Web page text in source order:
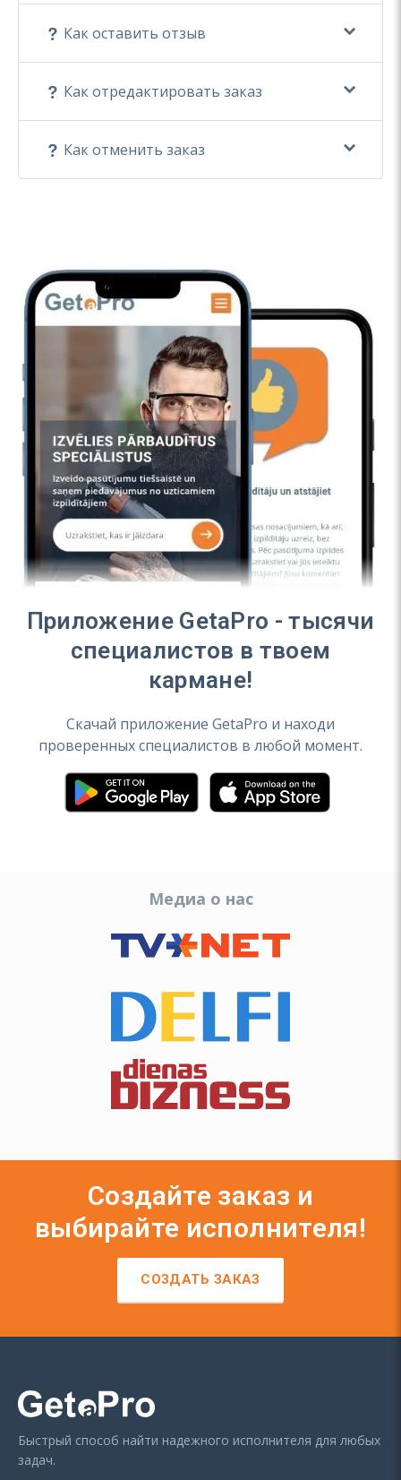
Как оставить отзыв
Как отредактировать заказ
Как отменить заказ
Приложение GetaPro - тысячи
специалистов в твоем
кармане!
Скачай приложение GetaPro и находи
проверенных специалистов в любой момент.
Медиа о нас
Создайте заказ и
выбирайте исполнителя!
СОЗДАТЬ ЗАКАЗ
Быстрый способ найти надежного исполнителя для любых
задач.